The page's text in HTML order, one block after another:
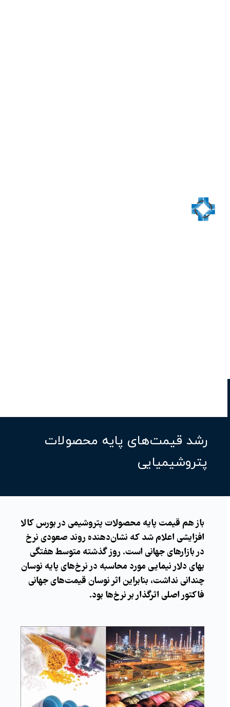
رشد قیمت‌های پایه محصولات
پتروشیمیایی
باز هم قیمت‌ پایه محصولات پتروشیمی در بورس کالا
افزایشی اعلام شد که نشان‌دهنده روند صعودی نرخ
در بازارهای جهانی است. روز گذشته متوسط هفتگی
بهای دلار نیمایی مورد محاسبه در نرخ‌های پایه نوسان
چندانی نداشت، بنابراین اثر نوسان قیمت‌های جهانی
فاکتور اصلی اثرگذار بر نرخ‌‌ها بود.